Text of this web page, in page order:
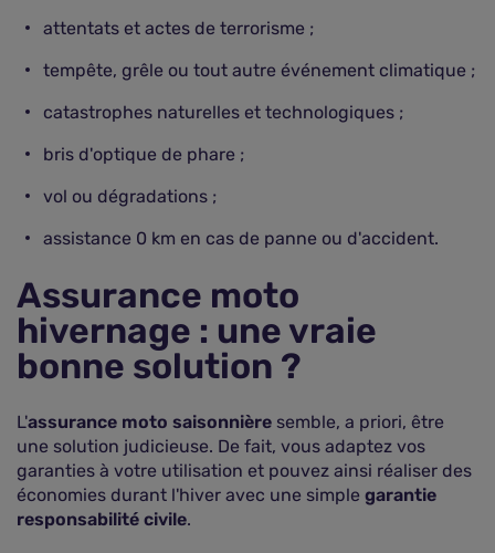
attentats et actes de terrorisme ;
tempête, grêle ou tout autre événement climatique ;
catastrophes naturelles et technologiques ;
bris d'optique de phare ;
vol ou dégradations ;
assistance 0 km en cas de panne ou d'accident.
Assurance moto
hivernage : une vraie
bonne solution ?
L'assurance moto saisonnière semble, a priori, être
une solution judicieuse. De fait, vous adaptez vos
garanties à votre utilisation et pouvez ainsi réaliser des
économies durant l'hiver avec une simple garantie
responsabilité civile.